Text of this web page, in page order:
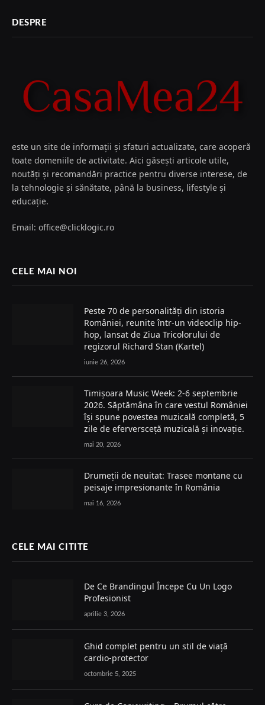
DESPRE
este un site de informații și sfaturi actualizate, care acoperă
toate domeniile de activitate. Aici găsești articole utile,
noutăți și recomandări practice pentru diverse interese, de
la tehnologie și sănătate, până la business, lifestyle și
educație.
Email: office@clicklogic.ro
CELE MAI NOI
Peste 70 de personalități din istoria
României, reunite într-un videoclip hip-
hop, lansat de Ziua Tricolorului de
regizorul Richard Stan (Kartel)
iunie 26, 2026
Timișoara Music Week: 2-6 septembrie
2026. Săptămâna în care vestul României
își spune povestea muzicală completă, 5
zile de eferversceță muzicală și inovație.
mai 20, 2026
Drumeții de neuitat: Trasee montane cu
peisaje impresionante în România
mai 16, 2026
CELE MAI CITITE
De Ce Brandingul Începe Cu Un Logo
Profesionist
aprilie 3, 2026
Ghid complet pentru un stil de viață
cardio-protector
octombrie 5, 2025